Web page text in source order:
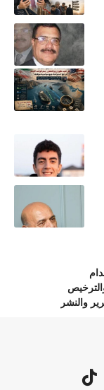
والترخيص
والنشر